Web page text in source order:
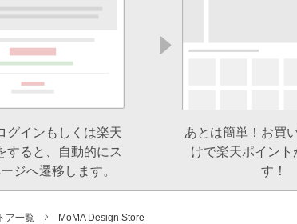
グインもしくは楽天
すると、自動的にス
ジへ遷移します。
あとは簡単！お買
けで楽天ポイント
す！
ア一覧 MoMA Design Store